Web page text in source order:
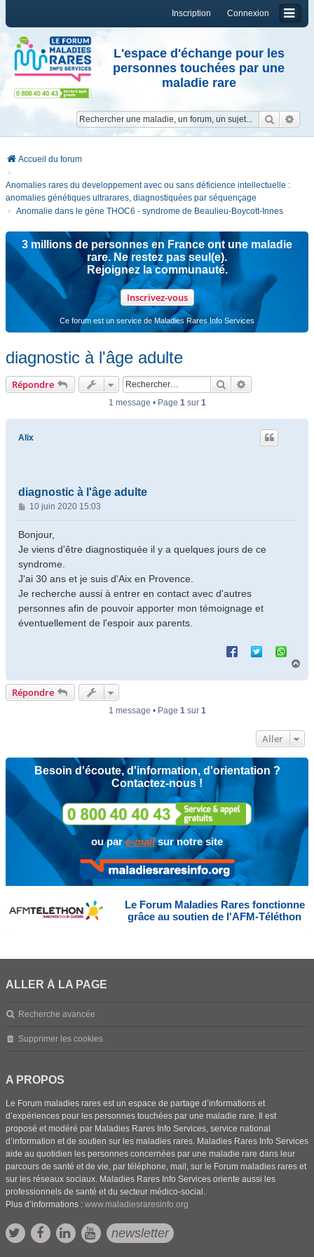
Connexion
Inscription
L'espace d'échange pour les
personnes touchées par une
maladie rare
Accueil du forum
Anomalies rares du developpement avec ou sans déficience intellectuelle :
anomalies génétiques ultrarares, diagnostiquées par séquençage
Anomalie dans le gène THOC6 - syndrome de Beaulieu-Boycott-Innes
3 millions de personnes en France ont une maladie
rare. Ne restez pas seul(e).
Rejoignez la communauté.
Inscrivez-vous
Ce forum est un service de Maladies Rares Info Services
diagnostic à l'âge adulte
Répondre Rechercher
1 message • Page 1sur 1
Alix
diagnostic à l'âge adulte
M
e
s
g
e
10 juin 2020 15:03
Bonjour,
Je viens d'être diagnostiquée il y a quelques jours de ce
syndrome.
J'ai 30 ans et je suis d'Aix en Provence.
Je recherche aussi à entrer en contact avec d'autres
personnes afin de pouvoir apporter mon témoignage et
éventuellement de l'espoir aux parents.
Répondre
1 message • Page 1sur 1
Aller
Besoin d'écoute, d'information, d'orientation ?
Contactez-nous !
ou pare-mailsur notre site
Le Forum Maladies Rares fonctionne
grâce au soutien de l'AFM-Téléthon
ALLER À LA PAGE
Recherche avancée
Supprimer les cookies
A PROPOS
Le Forum maladies rares est un espace de partage d’informations et
d’expériences pour les personnes touchées par une maladie rare. Il est
proposé et modéré par Maladies Rares Info Services, service national
d’information et de soutien sur les maladies rares. Maladies Rares Info Services
aide au quotidien les personnes concernées par une maladie rare dans leur
parcours de santé et de vie, par téléphone, mail, sur le Forum maladies rares et
sur les réseaux sociaux. Maladies Rares Info Services oriente aussi les
professionnels de santé et du secteur médico-social.
Plus d’informations : www.maladiesraresinfo.org
newsletter